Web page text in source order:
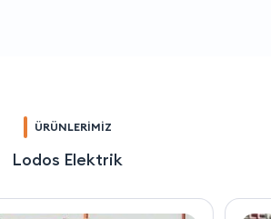
ÜRÜNLERİMİZ
Lodos Elektrik